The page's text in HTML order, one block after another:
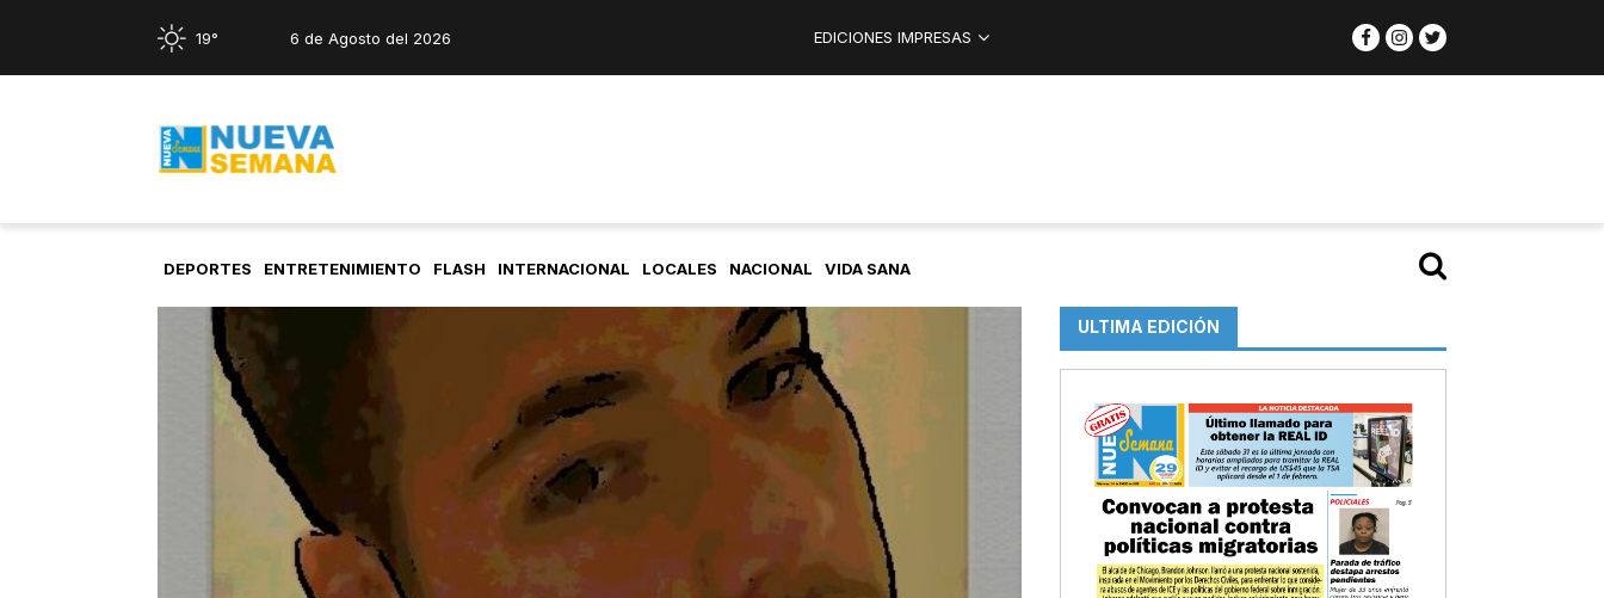
19° 6 de Agosto del 2026 EDICIONES IMPRESAS
DEPORTES ENTRETENIMIENTO FLASH INTERNACIONAL LOCALES NACIONAL VIDA SANA
ULTIMA EDICIÓN